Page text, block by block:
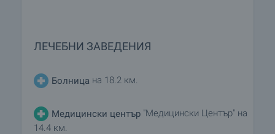
ЛЕЧЕБНИ ЗАВЕДЕНИЯ
Болница на 18.2 км.
Медицински център "Медицински Център" на
14.4 км.